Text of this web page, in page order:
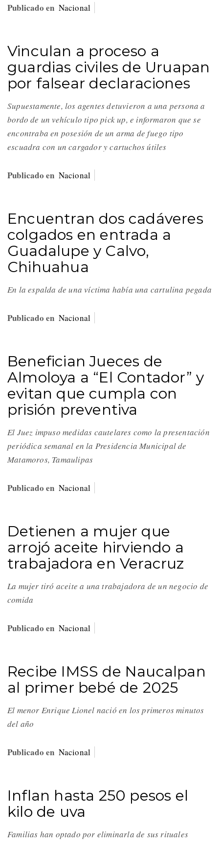
Publicado en Nacional
Vinculan a proceso a
guardias civiles de Uruapan
por falsear declaraciones
Supuestamente, los agentes detuvieron a una persona a
bordo de un vehículo tipo pick up, e informaron que se
encontraba en posesión de un arma de fuego tipo
escuadra con un cargador y cartuchos útiles
Publicado en Nacional
Encuentran dos cadáveres
colgados en entrada a
Guadalupe y Calvo,
Chihuahua
En la espalda de una víctima había una cartulina pegada
Publicado en Nacional
Benefician Jueces de
Almoloya a “El Contador” y
evitan que cumpla con
prisión preventiva
El Juez impuso medidas cautelares como la presentación
periódica semanal en la Presidencia Municipal de
Matamoros, Tamaulipas
Publicado en Nacional
Detienen a mujer que
arrojó aceite hirviendo a
trabajadora en Veracruz
La mujer tiró aceite a una trabajadora de un negocio de
comida
Publicado en Nacional
Recibe IMSS de Naucalpan
al primer bebé de 2025
El menor Enrique Lionel nació en los primeros minutos
del año
Publicado en Nacional
Inflan hasta 250 pesos el
kilo de uva
Familias han optado por eliminarla de sus rituales